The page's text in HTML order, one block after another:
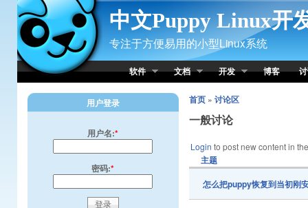
Skip to Content
中文Puppy Linux开
专注于方便易用的小型Linux系统
软件 文档 开发 博客
首页» 讨论区
一般讨论
Login to post new content in
主题
怎么把puppy恢复到当初刚
用户登录
用户名:*
密码:*